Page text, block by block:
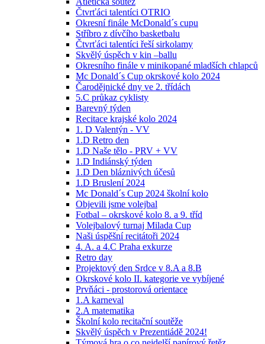
Čtvrťáci talentíci OTRIO
Okresní finále McDonald´s cupu
Stříbro z dívčího basketbalu
Čtvrťáci talentíci řeší sirkolamy
Skvělý úspěch v kin –ballu
Okresního finále v minikopané mladších chlapců
Mc Donald´s Cup okrskové kolo 2024
Čarodějnické dny ve 2. třídách
5.C průkaz cyklisty
Barevný týden
Recitace krajské kolo 2024
1. D Valentýn - VV
1.D Retro den
1.D Naše tělo - PRV + VV
1.D Indiánský týden
1.D Den bláznivých účesů
1.D Bruslení 2024
Mc Donald´s Cup 2024 školní kolo
Objevili jsme volejbal
Fotbal – okrskové kolo 8. a 9. tříd
Volejbalový turnaj Milada Cup
Naši úspěšní recitátoři 2024
4. A. a 4.C Praha exkurze
Retro day
Projektový den Srdce v 8.A a 8.B
Okrskové kolo II. kategorie ve vybíjené
Prvňáci - prostorová orientace
1.A karneval
2.A matematika
Školní kolo recitační soutěže
Skvělý úspěch v Prezentiádě 2024!